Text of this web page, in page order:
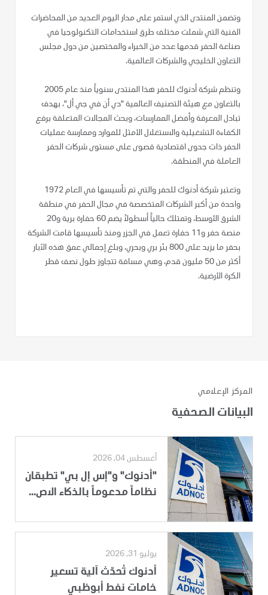
وتضمن المنتدى الذي استمر على مدار اليوم العديد من المحاضرات
الفنية التي شملت مختلف طرق استخدامات التكنولوجيا في
صناعة الحفر قدمها عدد من الخبراء والمختصين من دول مجلس
التعاون الخليجي والشركات العالمية.
وتنظم شركة أدنوك للحفر هذا المنتدى سنوياً منذ عام 2005
بالتعاون مع هيئة التصنيف العالمية "دي أن في جي أل"، بهدف
تبادل المعرفة وأفضل الممارسات، وبحث المجالات المتعلقة برفع
الكفاءة التشغيلية والاستغلال الأمثل للموارد وممارسة عمليات
الحفر ذات جدوى اقتصادية قصوى على مستوى شركات الحفر
العاملة في المنطقة.
وتعتبر شركة أدنوك للحفر والتي تم تأسيسها في العام 1972
واحدة من أكبر الشركات المتخصصة في مجال الحفر في منطقة
الشرق الأوسط، وتمتلك حالياً أسطولاً يضم 60 حفارة برية و20
منصة حفر و11 حفارة تعمل في الجزر ومنذ تأسيسها قامت الشركة
بحفر ما يزيد على 800 بئر بري وبحري، وبلغ إجمالي عمق هذه الآبار
أكثر من 50 مليون قدم، وهي مسافة تتجاوز طول نصف قطر
الكرة الأرضية.
المركز الإعلامي
البيانات الصحفية
أغسطس 04, 2026
"أدنوك" و"إس إل بي" تطبقان
نظاماً مدعوماً بالذكاء الاص...
يوليو 31, 2026
أدنوك تُحدّث آلية تسعير
خامات نفط أبوظبي